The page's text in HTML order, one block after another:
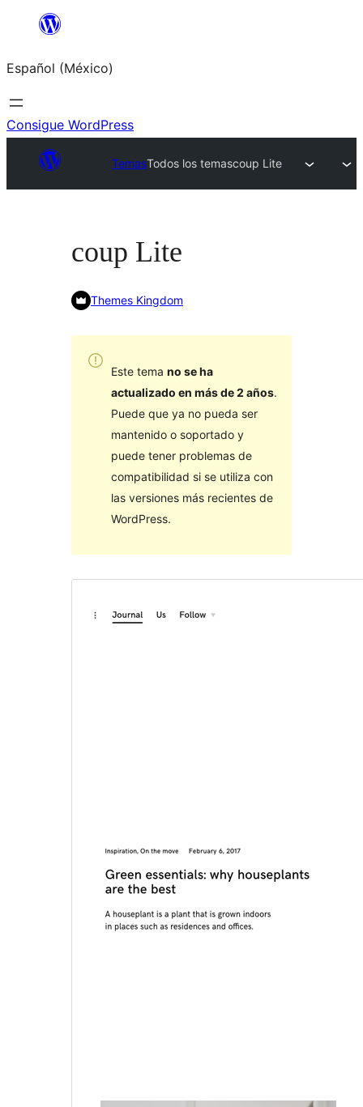
Saltar
contenido
Español (México)
Consigue WordPress
TemasTodos los temascoup Lite
coup Lite
Themes Kingdom
Este tema no se ha
actualizado en más de 2 años.
Puede que ya no pueda ser
mantenido o soportado y
puede tener problemas de
compatibilidad si se utiliza con
las versiones más recientes de
WordPress.